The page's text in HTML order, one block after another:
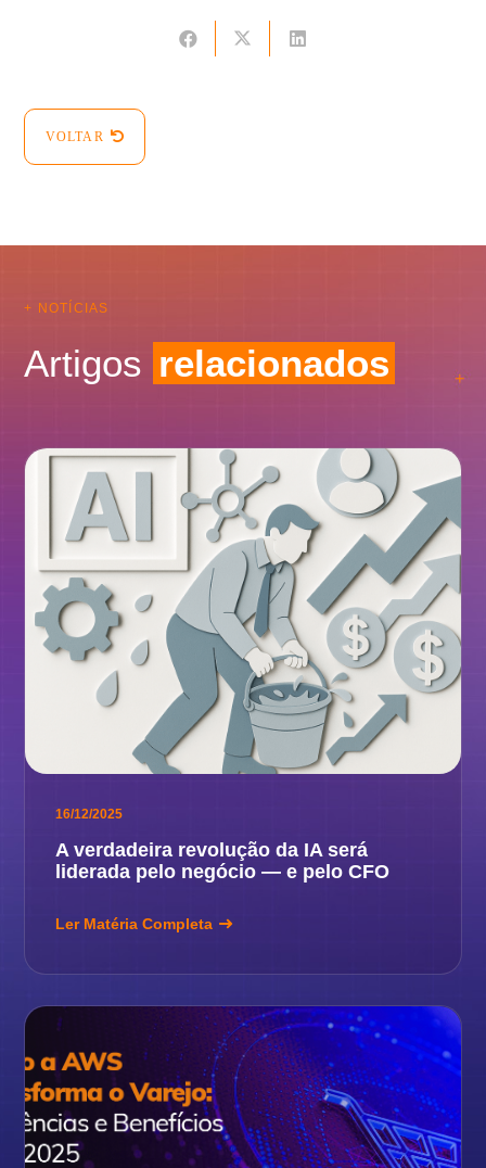
VOLTAR
+ NOTÍCIAS
Artigos relacionados
16/12/2025
A verdadeira revolução da IA será
liderada pelo negócio — e pelo CFO
Ler Matéria Completa